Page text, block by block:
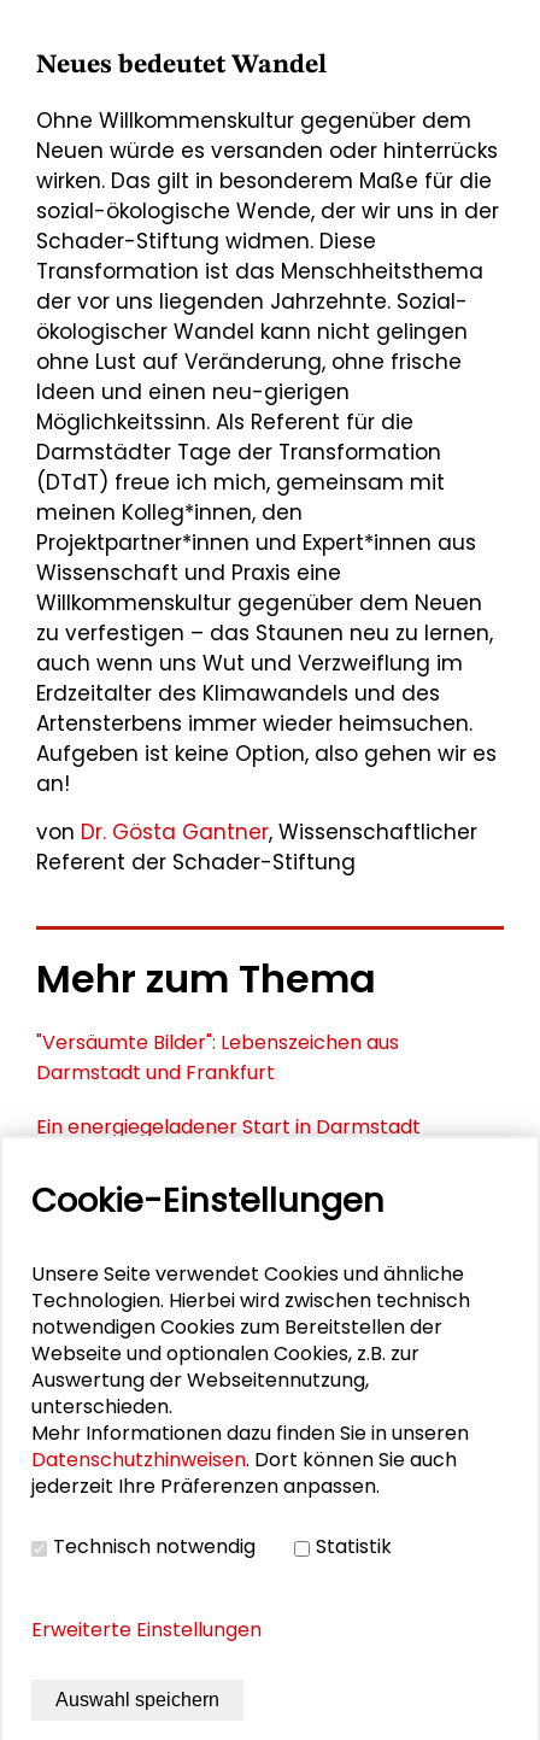
Neues bedeutet Wandel
Ohne Willkommenskultur gegenüber dem
Neuen würde es versanden oder hinterrücks
wirken. Das gilt in besonderem Maße für die
sozial-ökologische Wende, der wir uns in der
Schader-Stiftung widmen. Diese
Transformation ist das Menschheitsthema
der vor uns liegenden Jahrzehnte. Sozial-
ökologischer Wandel kann nicht gelingen
ohne Lust auf Veränderung, ohne frische
Ideen und einen neu-gierigen
Möglichkeitssinn. Als Referent für die
Darmstädter Tage der Transformation
(DTdT) freue ich mich, gemeinsam mit
meinen Kolleg*innen, den
Projektpartner*innen und Expert*innen aus
Wissenschaft und Praxis eine
Willkommenskultur gegenüber dem Neuen
zu verfestigen – das Staunen neu zu lernen,
auch wenn uns Wut und Verzweiflung im
Erdzeitalter des Klimawandels und des
Artensterbens immer wieder heimsuchen.
Aufgeben ist keine Option, also gehen wir es
an!
von Dr. Gösta Gantner, Wissenschaftlicher
Referent der Schader-Stiftung
Mehr zum Thema
"Versäumte Bilder": Lebenszeichen aus
Darmstadt und Frankfurt
Ein energiegeladener Start in Darmstadt
"Versäumte Bilder" in Berlin und Bonn
Gestaltung
Die Stadt im Wandel weiterdenken
PERSONEN IM KONTEXT
Gösta Gantner
Kommunikation und Kultur
Cookie-Einstellungen
Unsere Seite verwendet Cookies und ähnliche
Technologien. Hierbei wird zwischen technisch
notwendigen Cookies zum Bereitstellen der
Webseite und optionalen Cookies, z.B. zur
Auswertung der Webseitennutzung,
unterschieden.
Mehr Informationen dazu finden Sie in unseren
Datenschutzhinweisen. Dort können Sie auch
jederzeit Ihre Präferenzen anpassen.
Technisch notwendig Statistik
Erweiterte Einstellungen
Auswahl speichern